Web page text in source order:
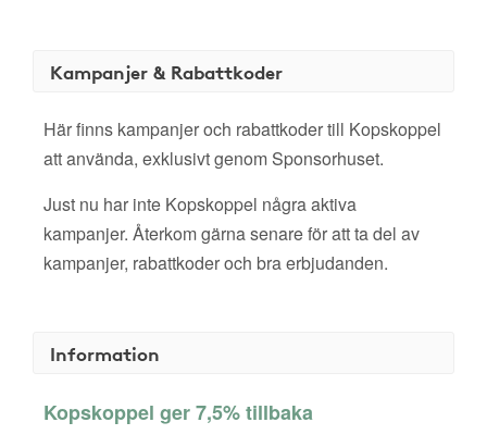
Kampanjer & Rabattkoder
Här finns kampanjer och rabattkoder till Kopskoppel
att använda, exklusivt genom Sponsorhuset.
Just nu har inte Kopskoppel några aktiva
kampanjer. Återkom gärna senare för att ta del av
kampanjer, rabattkoder och bra erbjudanden.
Information
Kopskoppel ger 7,5% tillbaka